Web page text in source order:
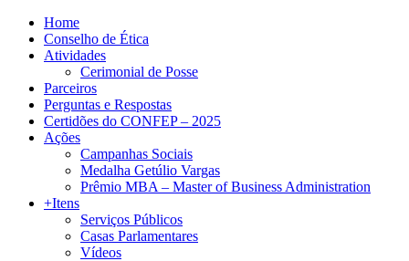
Home
Conselho de Ética
Atividades
Cerimonial de Posse
Parceiros
Perguntas e Respostas
Certidões do CONFEP – 2025
Ações
Campanhas Sociais
Medalha Getúlio Vargas
Prêmio MBA – Master of Business Administration
+Itens
Serviços Públicos
Casas Parlamentares
Vídeos